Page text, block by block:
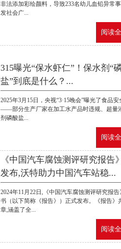
非法添加彩绘颜料，导致233名幼儿血铅异常
发社会广...
阅读
315曝光“保水虾仁”！保水剂“
盐”到底是什么？...
2025年3月15日，央视“3·15晚会”曝光了食品
——部分生产厂家在加工水产品时违规、超量
剂磷酸盐...
阅读
《中国汽车腐蚀测评研究报告
发布,沃特助力中国汽车站稳...
2024年11月22日,《中国汽车腐蚀测评研究报
书（以下简称《报告》）正式发布。《报告》
章,涵盖了全...
阅读